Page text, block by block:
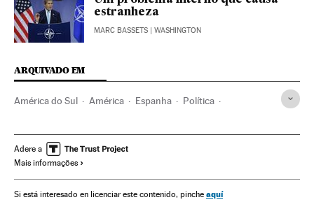
estranheza
MARC BASSETS | WASHINGTON
ARQUIVADO EM
América do Sul América Espanha Política
Colômbia Eleições América do Norte
América Latina
Adere a
Mais informações
Si está interesado en licenciar este contenido, pinche aquí